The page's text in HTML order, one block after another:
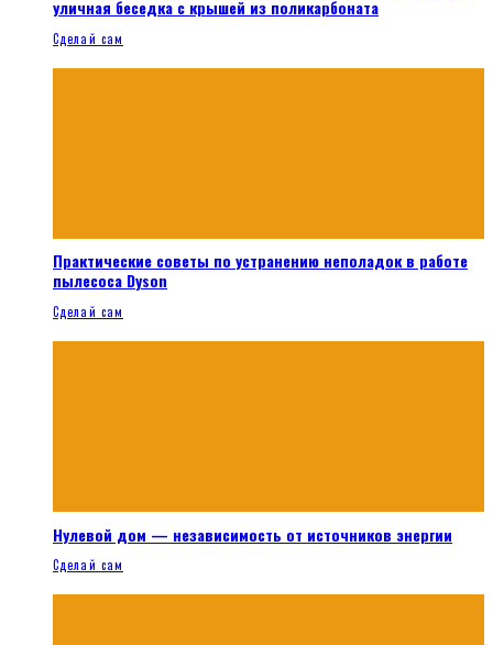
уличная беседка с крышей из поликарбоната
Сделай сам
Практические советы по устранению неполадок в работе
пылесоса Dyson
Сделай сам
Нулевой дом — независимость от источников энергии
Сделай сам